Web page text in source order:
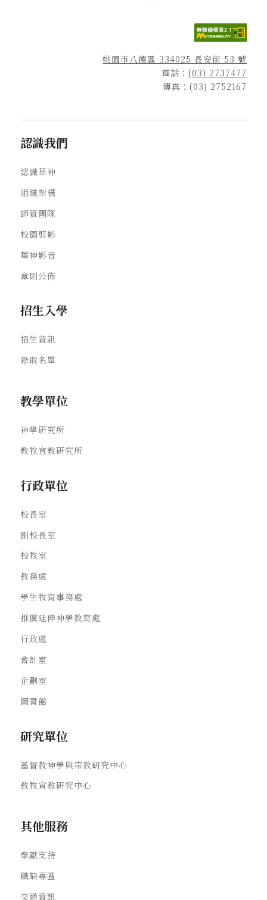
桃園市八德區 334025 長安街 53 號
電話：(03) 2737477
傳真：(03) 2752167
認識我們
認識華神
組織架構
師資團隊
校園剪影
華神影音
章則公佈
招生入學
招生資訊
錄取名單
教學單位
神學研究所
教牧宣教研究所
行政單位
校長室
副校長室
校牧室
教務處
學生牧育事務處
推廣延伸神學教育處
行政處
會計室
企劃室
圖書館
研究單位
基督教神學與宗教研究中心
教牧宣教研究中心
其他服務
奉獻支持
職缺專區
交通資訊